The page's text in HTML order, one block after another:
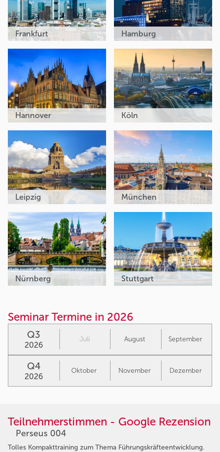
Teilnehmerstimmen - Google Rezension
Perseus 004
Tolles Kompakttraining zum Thema Führungskräfteentwicklung.
Frankfurt Hamburg
Hannover Köln
Leipzig München
Nürnberg Stuttgart
Seminar Termine in 2026
Q3
2026
Juli August September
Q4
2026
Oktober November Dezember